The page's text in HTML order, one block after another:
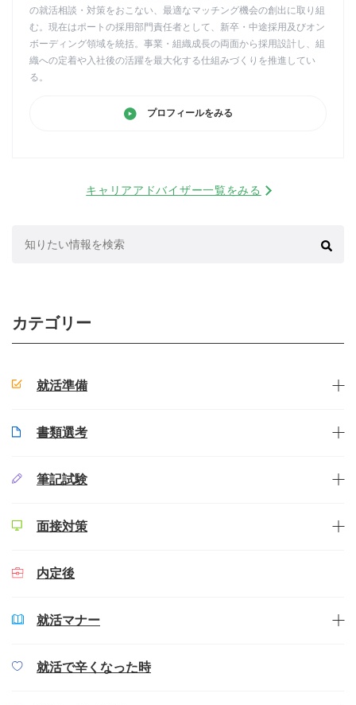
の就活相談・対策をおこない、最適なマッチング機会の創出に取り組
む。現在はポートの採用部門責任者として、新卒・中途採用及びオン
ボーディング領域を統括。事業・組織成長の両面から採用設計し、組
織への定着や入社後の活躍を最大化する仕組みづくりを推進してい
る。
プロフィールをみる
キャリアアドバイザー一覧をみる
カテゴリー
就活準備
書類選考
筆記試験
面接対策
内定後
就活マナー
就活で辛くなった時